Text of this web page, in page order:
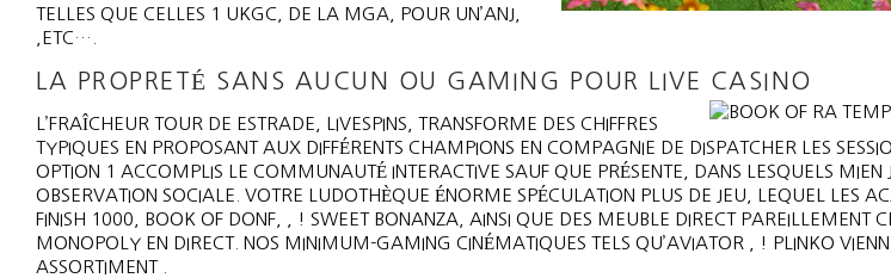
TELLES QUE CELLES 1 UKGC, DE LA MGA, POUR UN’ANJ,
,ETC….
LA PROPRETÉ SANS AUCUN OU GAMING POUR LIVE CASINO
L’FRAÎCHEUR TOUR DE ESTRADE, LIVESPINS, TRANSFORME DES CHIFFRES
TYPIQUES EN PROPOSANT AUX DIFFÉRENTS CHAMPIONS EN COMPAGNIE DE DISPATCHER LES
OPTION 1 ACCOMPLIS LE COMMUNAUTÉ INTERACTIVE SAUF QUE PRÉSENTE, DANS LESQUELS MIEN
OBSERVATION SOCIALE. VOTRE LUDOTHÈQUE ÉNORME SPÉCULATION PLUS DE JEU, LEQUEL LES
FINISH 1000, BOOK OF DONF, , ! SWEET BONANZA, AINSI QUE DES MEUBLE DIRECT PAREILLEMENT
MONOPOLY EN DIRECT. NOS MINIMUM-GAMING CINÉMATIQUES TELS QU’AVIATOR , ! PLINKO
ASSORTIMENT .